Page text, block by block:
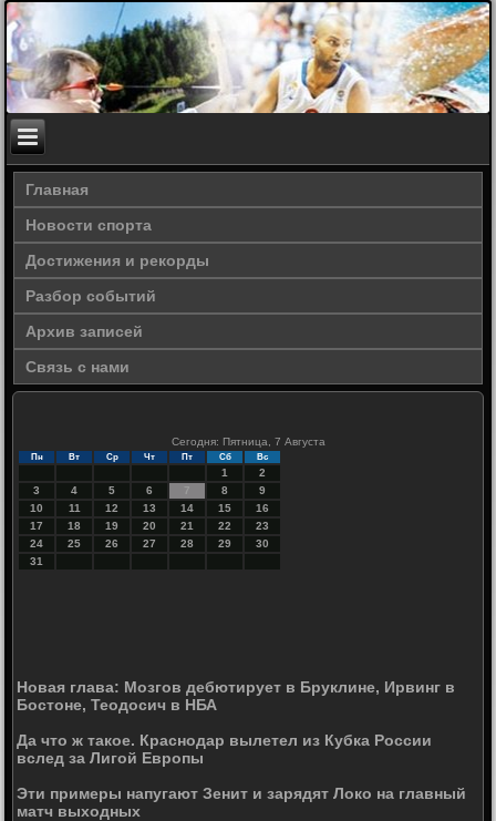
Главная
Новости спорта
Достижения и рекорды
Разбор событий
Архив записей
Связь с нами
Сегодня: Пятница, 7 Августа
Пн Вт Ср Чт Пт Сб Вс
1
2
3
4 5 6 7 8
9
10
11 12 13 14 15
16
17
18 19 20 21 22
23
24
25 26 27 28 29
30
31
Новая глава: Мозгов дебютирует в Бруклине, Ирвинг в
Бостоне, Теодосич в НБА
Да что ж такое. Краснодар вылетел из Кубка России
вслед за Лигой Европы
Эти примеры напугают Зенит и зарядят Локо на главный
матч выходных